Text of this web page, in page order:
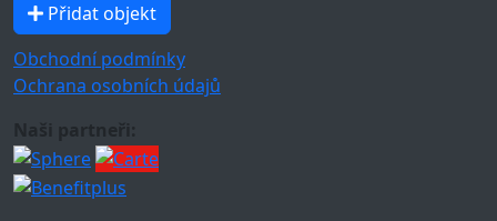
Přidat objekt
Obchodní podmínky
Ochrana osobních údajů
Naši partneři: